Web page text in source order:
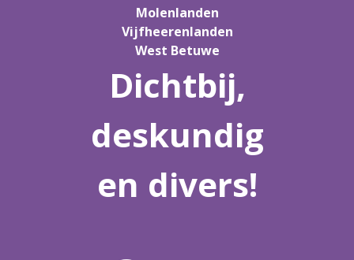
Molenlanden
Vijfheerenlanden
West Betuwe
Dichtbij,
deskundig
en divers!